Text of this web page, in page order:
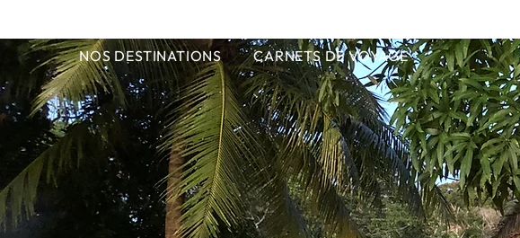
NOS DESTINATIONS CARNETS DE VOYAGE